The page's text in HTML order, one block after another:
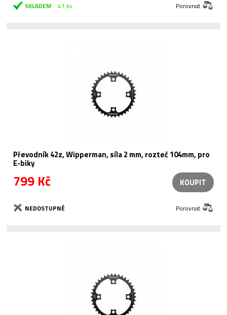
SKLADEM 41 ks Porovnat
Převodník 42z, Wipperman, síla 2 mm, rozteč 104mm, pro
E-biky
799 Kč KOUPIT
NEDOSTUPNÉ Porovnat